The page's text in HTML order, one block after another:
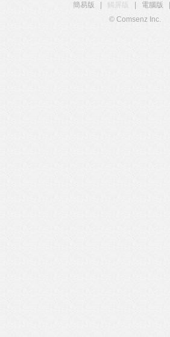
簡易版
觸屏版 電腦版
© Comsenz Inc.